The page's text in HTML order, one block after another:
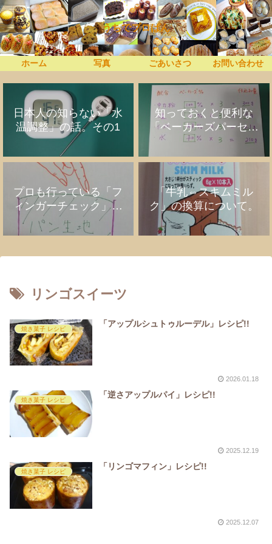
うちでプロぱん
ホーム 写真 ごあいさつ お問い合わせ
日本人の知らない「水
温調整」の話。その1
知っておくと便利な
「ベーカーズパーセン
ト」の話
プロも行っている「フ
ィンガーチェック」の
話。
「牛乳⇔スキムミル
ク」の換算について。
リンゴスイーツ
焼き菓子 レシピ
「アップルシュトゥルーデル」レシピ!!
2026.01.18
焼き菓子 レシピ
「逆さアップルパイ」レシピ!!
2025.12.19
焼き菓子 レシピ
「リンゴマフィン」レシピ!!
2025.12.07